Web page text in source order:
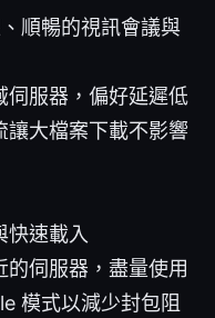
順暢的視訊會議與
伺服器，偏好延遲低
讓大檔案下載不影響
快速載入
伺服器，盡量使用
模式以減少封包阻